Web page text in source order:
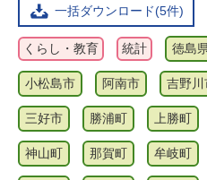
一括ダウンロード(5件)
くらし・教育 統計 徳島
小松島市 阿南市 吉野川
三好市 勝浦町 上勝町
神山町 那賀町 牟岐町